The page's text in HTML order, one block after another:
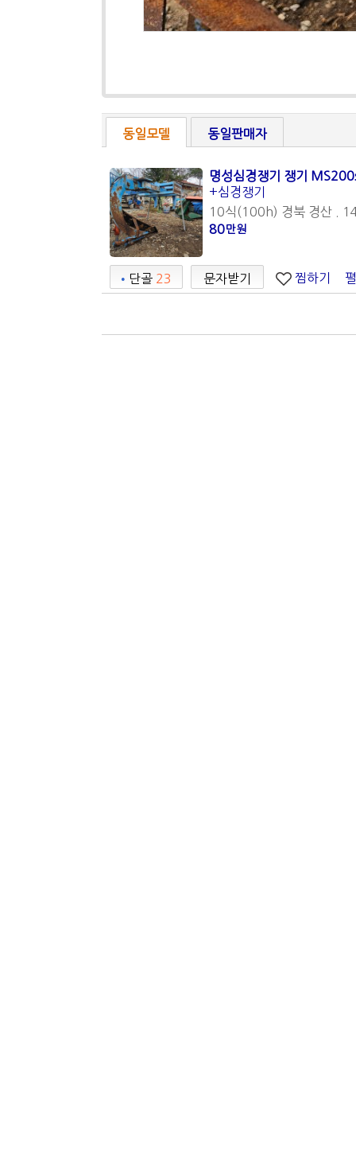
동일모델 동일판매자
명성심경쟁기 쟁기
+심경쟁기
10식(100h) 경북 경산 .
80만원
• 단골 23 문자받기 찜하기